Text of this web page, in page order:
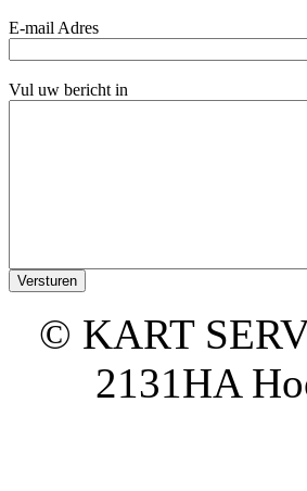
E-mail Adres
Vul uw bericht in
© KART
2131HA